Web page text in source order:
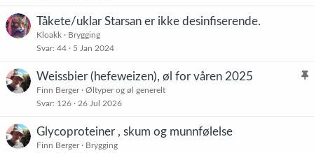
Tåkete/uklar Starsan er ikke desinfiserende.
Kloakk
Brygging
Svar 44 5 Jan 2024
K
Weissbier (hefeweizen), øl for våren 2025
Finn Berger
Øltyper og øl generelt
Svar 126 26 Jul 2026
Glycoproteiner , skum og munnfølelse
Finn Berger
Brygging